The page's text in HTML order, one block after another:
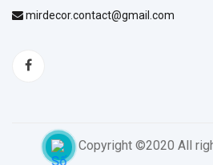
mirdecor.contact@gmail.com
Copyright ©2020 All